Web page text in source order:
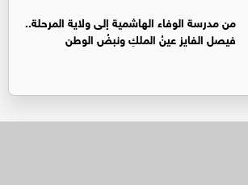
من مدرسة الوفاء الهاشمية إلى ولاية المرحلة..
فيصل الفايز عينُ الملكِ ونبضُ الوطن